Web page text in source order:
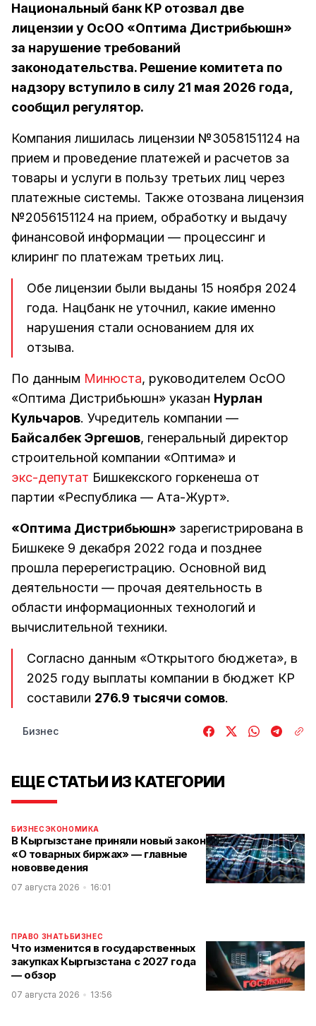
Национальный банк КР отозвал две
лицензии у ОсОО «Оптима Дистрибьюшн»
за нарушение требований
законодательства. Решение комитета по
надзору вступило в силу 21 мая 2026 года,
сообщил регулятор.
Компания лишилась лицензии №3058151124 на
прием и проведение платежей и расчетов за
товары и услуги в пользу третьих лиц через
платежные системы. Также отозвана лицензия
№2056151124 на прием, обработку и выдачу
финансовой информации — процессинг и
клиринг по платежам третьих лиц.
Обе лицензии были выданы 15 ноября 2024
года. Нацбанк не уточнил, какие именно
нарушения стали основанием для их
отзыва.
По данным Минюста, руководителем ОсОО
«Оптима Дистрибьюшн» указан Нурлан
Кульчаров. Учредитель компании —
Байсалбек Эргешов, генеральный директор
строительной компании «Оптима» и
экс-депутат Бишкекского горкенеша от
партии «Республика — Ата-Журт».
«Оптима Дистрибьюшн» зарегистрирована в
Бишкеке 9 декабря 2022 года и позднее
прошла перерегистрацию. Основной вид
деятельности — прочая деятельность в
области информационных технологий и
вычислительной техники.
Согласно данным «Открытого бюджета», в
2025 году выплаты компании в бюджет КР
составили 276.9 тысячи сомов.
Бизнес
ЕЩЕ СТАТЬИ ИЗ КАТЕГОРИИ
БИЗНЕСЭКОНОМИКА
В Кыргызстане приняли новый закон
«О товарных биржах» — главные
нововведения
07 августа 2026 16:01
ПРАВО ЗНАТЬБИЗНЕС
Что изменится в государственных
закупках Кыргызстана с 2027 года
— обзор
07 августа 2026 13:56